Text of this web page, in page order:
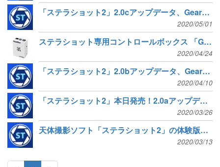
「ステラショット2」2.0cアップデータ、GearBox更新ファームウェアを公開
2020/05/01
ステラショット専用コントロールボックス 「GearBox」単体販売を開始
2020/04/24
「ステラショット2」2.0bアップデータ、GearBox更新ファームウェアを公開
2020/04/10
「ステラショット2」本日発売！2.0aアップデータも公開
2020/03/26
天体撮影ソフト「ステラショット2」の体験版を無償公開
2020/03/13